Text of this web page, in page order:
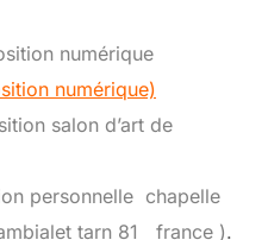
numérique
numérique)
salon d’art de
personnelle chapelle
tarn 81 france ).